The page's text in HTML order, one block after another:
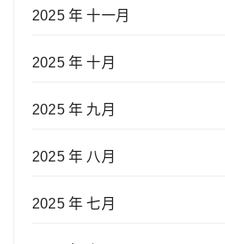
2025 年 十一月
2025 年 十月
2025 年 九月
2025 年 八月
2025 年 七月